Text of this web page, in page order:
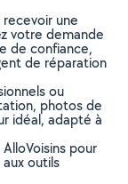
une
votre demande
de confiance,
de réparation
ou
photos de
idéal, adapté à
pour
outils